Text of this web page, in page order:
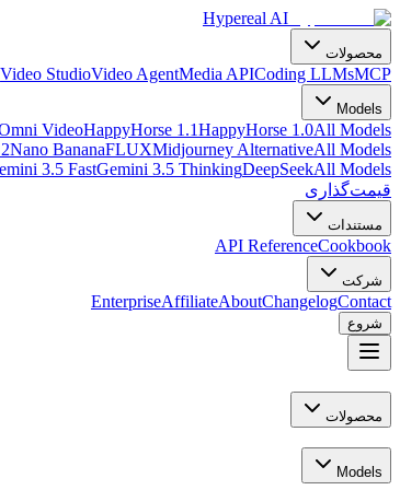
Hypereal AI
محصولات
Video StudioVideo AgentMedia APICoding LLMsMCP
Models
VideoHappyHorse 1.1HappyHorse 1.0All Models
Nano BananaFLUXMidjourney AlternativeAll Models
3.5 FastGemini 3.5 ThinkingDeepSeekAll Models
قیمت‌گذاری
مستندات
API ReferenceCookbook
شرکت
EnterpriseAffiliateAboutChangelogContact
شروع
محصولات
Models